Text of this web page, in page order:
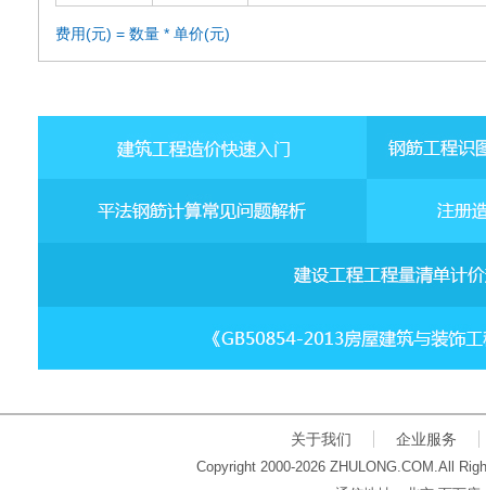
费用(元) = 数量 * 单价(元)
关于我们 企业服务
Copyright 2000-2026 ZHULONG.COM.All